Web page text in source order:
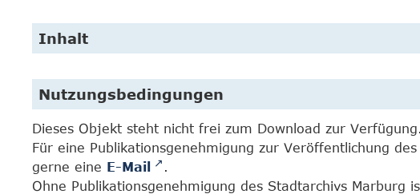
Inhalt
Nutzungsbedingungen
Dieses Objekt steht nicht frei zum Download zur Verfügung.
Für eine Publikationsgenehmigung zur Veröffentlichung
gerne eine E-Mail
.
Ohne Publikationsgenehmigung des Stadtarchivs